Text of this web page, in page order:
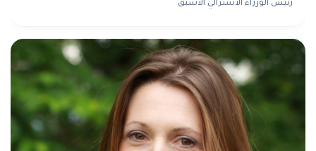
رئيس الوزراء الأسترالي الأسبق